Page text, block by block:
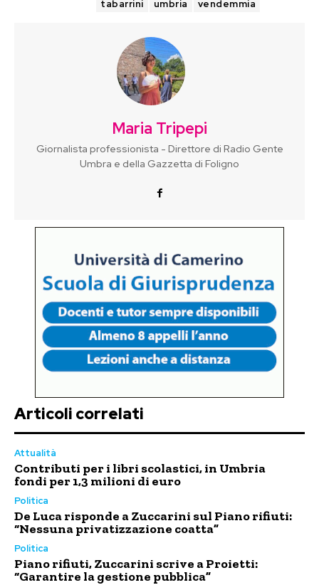
tabarrini umbria vendemmia
Maria Tripepi
Giornalista professionista - Direttore di Radio Gente
Umbra e della Gazzetta di Foligno
Articoli correlati
Attualità
Contributi per i libri scolastici, in Umbria
fondi per 1,3 milioni di euro
Politica
De Luca risponde a Zuccarini sul Piano rifiuti:
“Nessuna privatizzazione coatta”
Politica
Piano rifiuti, Zuccarini scrive a Proietti:
“Garantire la gestione pubblica”